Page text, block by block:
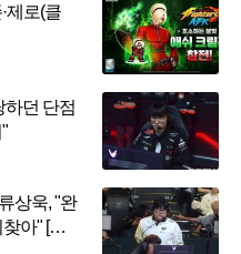
제로(클
하던 단점
상욱, "완
아" [오!